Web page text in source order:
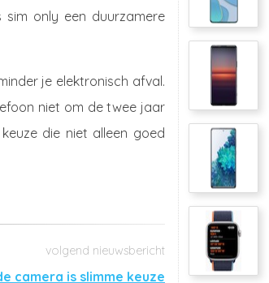
only een duurzamere
je elektronisch afval.
niet om de twee jaar
die niet alleen goed
camera is slimme keuze